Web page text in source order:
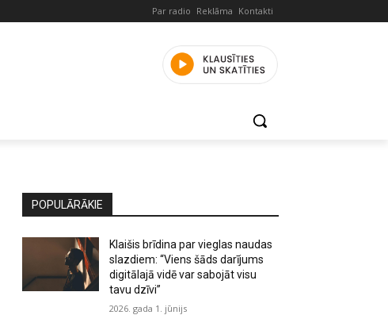
Par radio Reklāma Kontakti
POPULĀRĀKIE
Klaišis brīdina par vieglas naudas
slazdiem: “Viens šāds darījums
digitālajā vidē var sabojāt visu
tavu dzīvi”
2026. gada 1. jūnijs